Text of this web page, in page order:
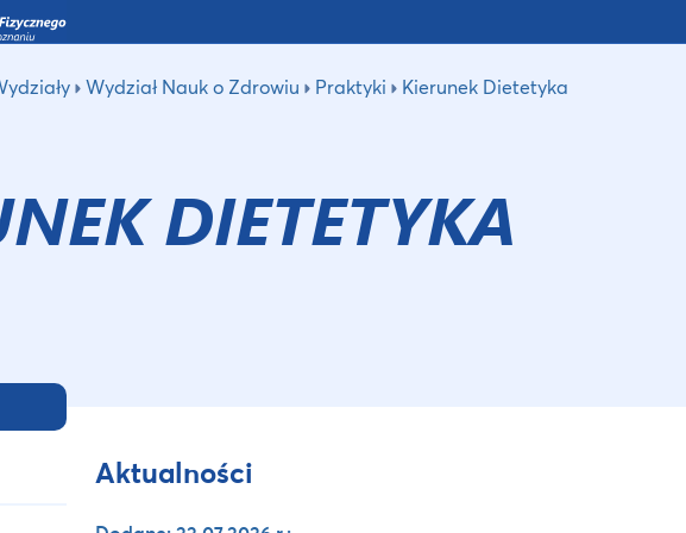
Wydział Nauk o Zdrowiu Praktyki Kierunek Dietetyka
DIETETYKA
Aktualności